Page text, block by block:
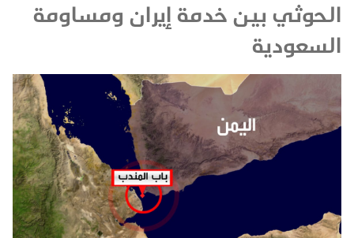
الحوثي بين خدمة إيران ومساومة
السعودية